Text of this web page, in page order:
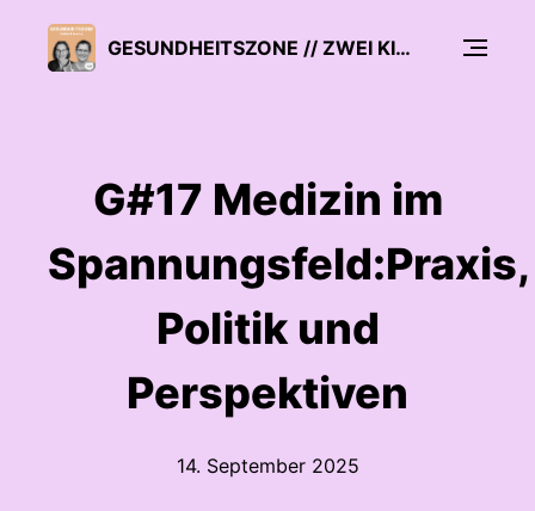
GESUNDHEITSZONE // ZWEI KINDERÄRZTE ÜBER PROBLEME UND LÖSUNGEN IN IHREM JOB
G#17 Medizin im
Spannungsfeld:Praxis,
Politik und
Perspektiven
14. September 2025